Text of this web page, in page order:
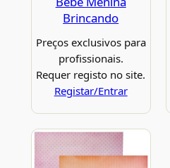
Brincando
Preços exclusivos para
profissionais.
Requer registo no site.
Registar/Entrar